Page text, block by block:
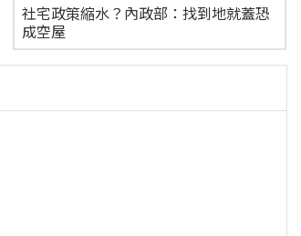
社宅政策縮水？內政部：找到地就蓋恐
成空屋